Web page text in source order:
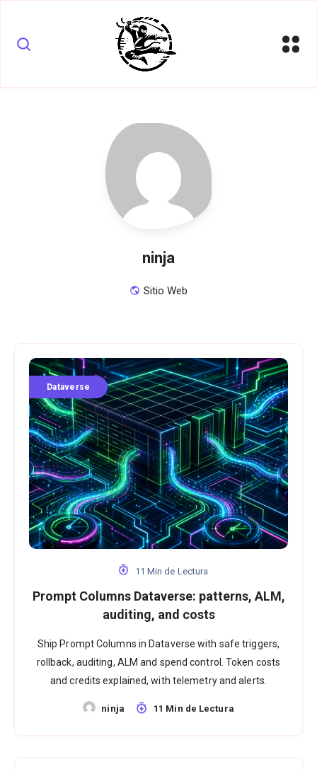
ninja
Sitio Web
Dataverse
11 Min de Lectura
Prompt Columns Dataverse: patterns, ALM,
auditing, and costs
Ship Prompt Columns in Dataverse with safe triggers,
rollback, auditing, ALM and spend control. Token costs
and credits explained, with telemetry and alerts.
ninja 11 Min de Lectura